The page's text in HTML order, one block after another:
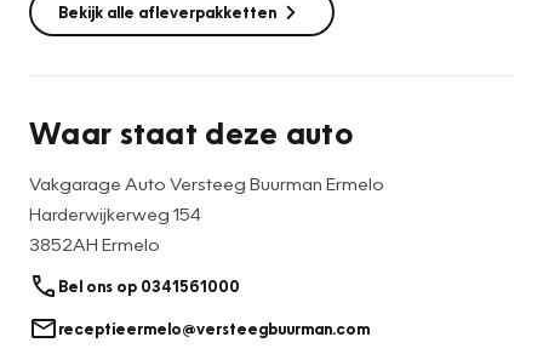
Bekijk alle afleverpakketten
Waar staat deze auto
Vakgarage Auto Versteeg Buurman Ermelo
Harderwijkerweg 154
3852AH Ermelo
Bel ons op 0341561000
receptieermelo@versteegbuurman.com